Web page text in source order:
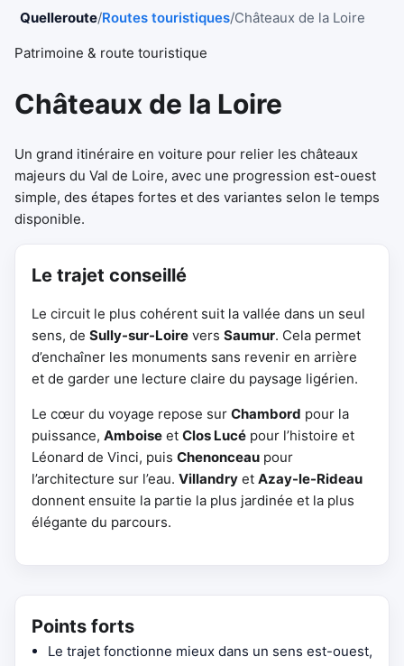
Quelleroute/Routes touristiques/Châteaux de la Loire
Patrimoine & route touristique
Châteaux de la Loire
Un grand itinéraire en voiture pour relier les châteaux
majeurs du Val de Loire, avec une progression est-ouest
simple, des étapes fortes et des variantes selon le temps
disponible.
Le trajet conseillé
Le circuit le plus cohérent suit la vallée dans un seul
sens, de Sully-sur-Loire vers Saumur. Cela permet
d’enchaîner les monuments sans revenir en arrière
et de garder une lecture claire du paysage ligérien.
Le cœur du voyage repose sur Chambord pour la
puissance, Amboise et Clos Lucé pour l’histoire et
Léonard de Vinci, puis Chenonceau pour
l’architecture sur l’eau. Villandry et Azay-le-Rideau
donnent ensuite la partie la plus jardinée et la plus
élégante du parcours.
Points forts
Le trajet fonctionne mieux dans un sens est-ouest,